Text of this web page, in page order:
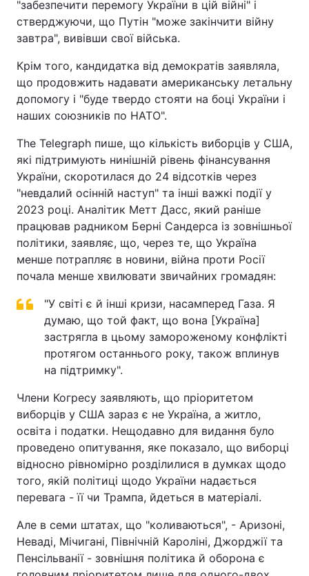
"забезпечити перемогу України в цій війні" і
стверджуючи, що Путін "може закінчити війну
завтра", вивівши свої війська.
Крім того, кандидатка від демократів заявляла,
що продовжить надавати американську летальну
допомогу і "буде твердо стояти на боці України і
наших союзників по НАТО".
The Telegraph пише, що кількість виборців у США,
які підтримують нинішній рівень фінансування
України, скоротилася до 24 відсотків через
"невдалий осінній наступ" та інші важкі події у
2023 році. Аналітик Метт Дасс, який раніше
працював радником Берні Сандерса із зовнішньої
політики, заявляє, що, через те, що Україна
менше потрапляє в новини, війна проти Росії
почала менше хвилювати звичайних громадян:
"У світі є й інші кризи, насамперед Газа. Я
думаю, що той факт, що вона [Україна]
застрягла в цьому замороженому конфлікті
протягом останнього року, також вплинув
на підтримку".
Члени Когресу заявляють, що пріоритетом
виборців у США зараз є не Україна, а житло,
освіта і податки. Нещодавно для видання було
проведено опитування, яке показало, що виборці
відносно рівномірно розділилися в думках щодо
того, якій політиці щодо України надається
перевага - її чи Трампа, йдеться в матеріалі.
Але в семи штатах, що "коливаються", - Аризоні,
Неваді, Мічигані, Північній Кароліні, Джорджії та
Пенсільванії - зовнішня політика й оборона є